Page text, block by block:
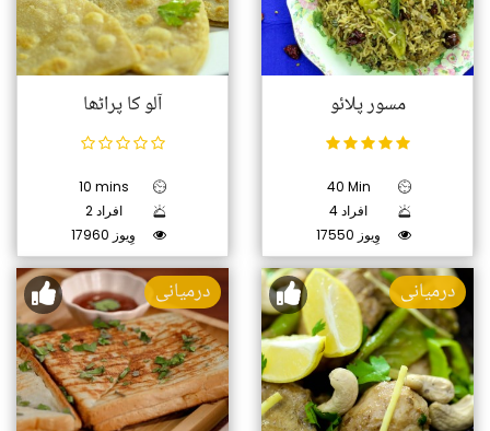
آلو کا پراٹھا
10 mins
2 افراد
17960 وِیوز
مسور پلائو
40 Min
4 افراد
17550 وِیوز
درمیانی درمیانی